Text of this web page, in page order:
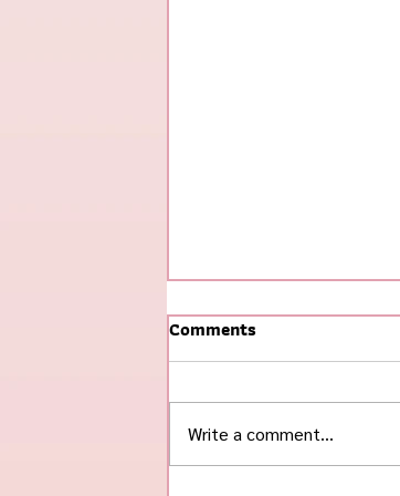
Comments
Write a comment...